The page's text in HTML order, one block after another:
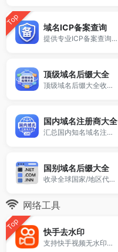
Top 域名ICP备案查询
提供专业ICP备案查询与网站备案信息查询服务，支持域名备案号查询、网站是否备案检测及备案信息快速获取，适用于站长工具、域名检测与SEO分析。
顶级域名后缀大全
顶级域名后缀大全收录全球已开放注册的所有TLD后缀，包括gTLD、ccTLD、品牌域名后缀等。
国内域名注册商大全
汇总国内知名域名注册商与服务平台。
国别域名后缀大全
收录全球国家/地区代码顶级域名。
网络工具
Top 快手去水印
支持快手视频无水印下载、视频链接解析、作品提取和短视频保存。